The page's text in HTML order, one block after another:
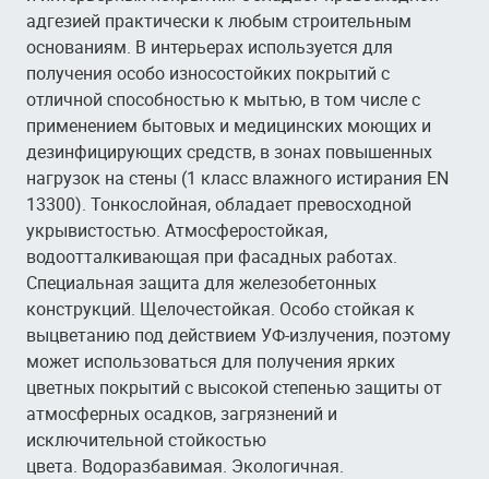
адгезией практически к любым строительным
основаниям. В интерьерах используется для
получения особо износостойких покрытий с
отличной способностью к мытью, в том числе с
применением бытовых и медицинских моющих и
дезинфицирующих средств, в зонах повышенных
нагрузок на стены (1 класс влажного истирания EN
13300). Тонкослойная, обладает превосходной
укрывистостью. Атмосферостойкая,
водоотталкивающая при фасадных работах.
Специальная защита для железобетонных
конструкций. Щелочестойкая. Особо стойкая к
выцветанию под действием УФ-излучения, поэтому
может использоваться для получения ярких
цветных покрытий с высокой степенью защиты от
атмосферных осадков, загрязнений и
исключительной стойкостью
цвета. Водоразбавимая. Экологичная.